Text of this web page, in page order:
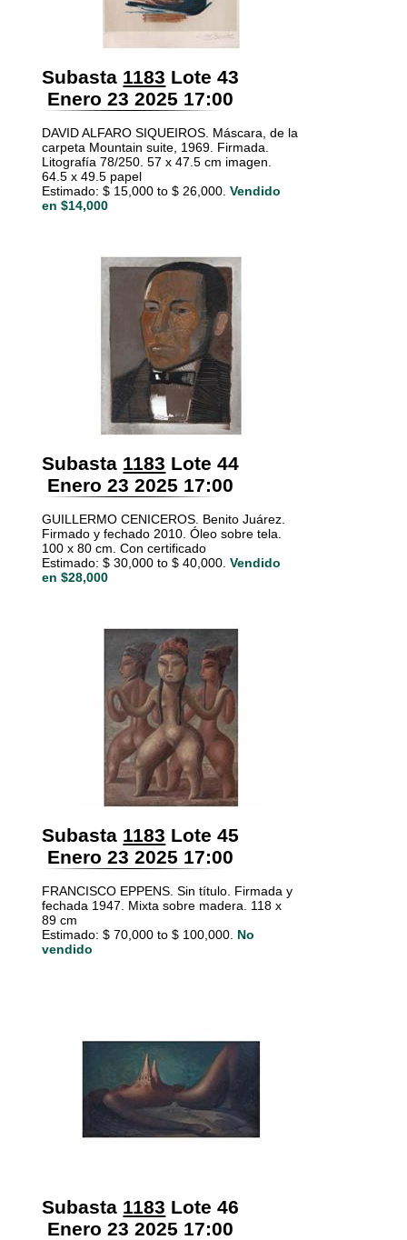
Subasta 1183 Lote 43
Enero 23 2025 17:00
DAVID ALFARO SIQUEIROS. Máscara, de la
carpeta Mountain suite, 1969. Firmada.
Litografía 78/250. 57 x 47.5 cm imagen.
64.5 x 49.5 papel
Estimado: $ 15,000 to $ 26,000. Vendido
en $14,000
Subasta 1183 Lote 44
Enero 23 2025 17:00
GUILLERMO CENICEROS. Benito Juárez.
Firmado y fechado 2010. Óleo sobre tela.
100 x 80 cm. Con certificado
Estimado: $ 30,000 to $ 40,000. Vendido
en $28,000
Subasta 1183 Lote 45
Enero 23 2025 17:00
FRANCISCO EPPENS. Sin título. Firmada y
fechada 1947. Mixta sobre madera. 118 x
89 cm
Estimado: $ 70,000 to $ 100,000. No
vendido
Subasta 1183 Lote 46
Enero 23 2025 17:00